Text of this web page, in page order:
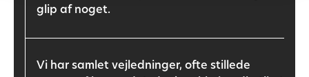
glip af noget.
Vi har samlet vejledninger, ofte stillede